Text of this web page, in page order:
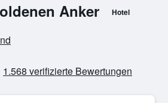
Anker Hotel
1.568 verifizierte Bewertungen